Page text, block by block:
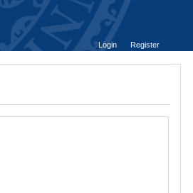
Login
Register